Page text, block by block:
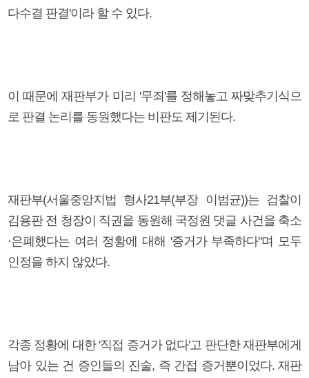
다수결 판결'이라 할 수 있다.
이 때문에 재판부가 미리 '무죄'를 정해놓고 짜맞추기식으
로 판결 논리를 동원했다는 비판도 제기된다.
재판부(서울중앙지법 형사21부(부장 이범균))는 검찰이
김용판 전 청장이 직권을 동원해 국정원 댓글 사건을 축소
·은폐했다는 여러 정황에 대해 '증거가 부족하다"며 모두
인정을 하지 않았다.
각종 정황에 대한 '직접 증거가 없다'고 판단한 재판부에게
남아 있는 건 증인들의 진술, 즉 간접 증거뿐이었다. 재판